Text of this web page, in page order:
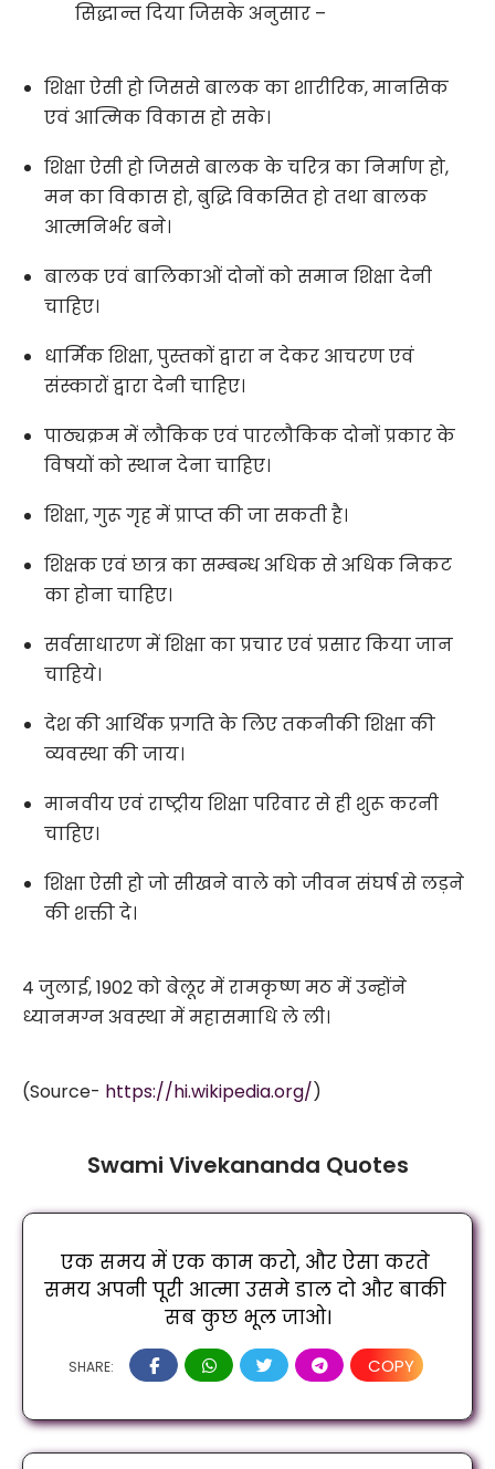
सिद्धान्त दिया जिसके अनुसार –
शिक्षा ऐसी हो जिससे बालक का शारीरिक, मानसिक
एवं आत्मिक विकास हो सके।
शिक्षा ऐसी हो जिससे बालक के चरित्र का निर्माण हो,
मन का विकास हो, बुद्धि विकसित हो तथा बालक
आत्मनिर्भर बने।
बालक एवं बालिकाओं दोनों को समान शिक्षा देनी
चाहिए।
धार्मिक शिक्षा, पुस्तकों द्वारा न देकर आचरण एवं
संस्कारों द्वारा देनी चाहिए।
पाठ्यक्रम में लौकिक एवं पारलौकिक दोनों प्रकार के
विषयों को स्थान देना चाहिए।
शिक्षा, गुरू गृह में प्राप्त की जा सकती है।
शिक्षक एवं छात्र का सम्बन्ध अधिक से अधिक निकट
का होना चाहिए।
सर्वसाधारण में शिक्षा का प्रचार एवं प्रसार किया जान
चाहिये।
देश की आर्थिक प्रगति के लिए तकनीकी शिक्षा की
व्यवस्था की जाय।
मानवीय एवं राष्ट्रीय शिक्षा परिवार से ही शुरू करनी
चाहिए।
शिक्षा ऐसी हो जो सीखने वाले को जीवन संघर्ष से लड़ने
की शक्ती दे।
4 जुलाई, 1902 को बेलूर में रामकृष्ण मठ में उन्होंने
ध्यानमग्न अवस्था में महासमाधि ले ली।
(Source- https://hi.wikipedia.org/)
Swami Vivekananda Quotes
एक समय में एक काम करो, और ऐसा करते
समय अपनी पूरी आत्मा उसमे डाल दो और बाकी
सब कुछ भूल जाओ।
SHARE: COPY